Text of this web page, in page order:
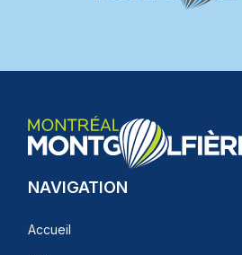
NAVIGATION
Accueil